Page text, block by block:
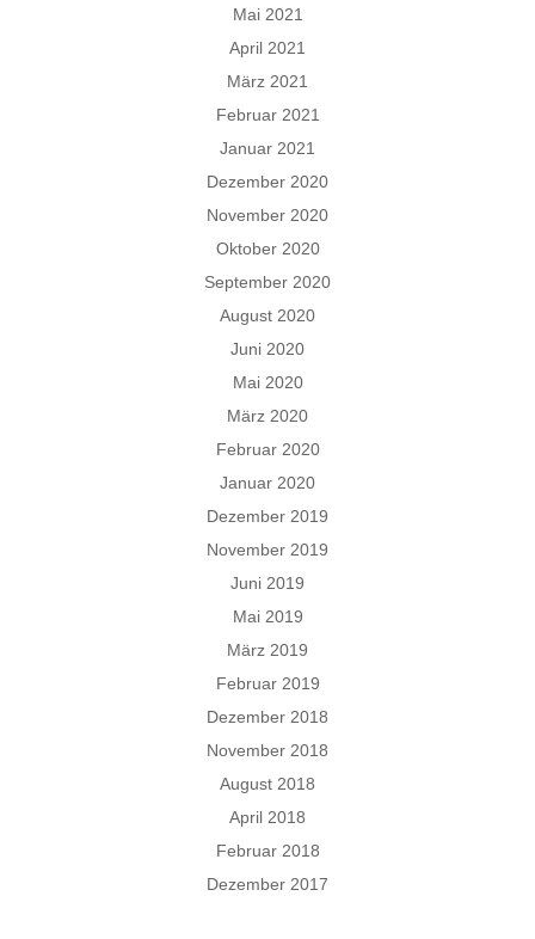
Mai 2021
April 2021
März 2021
Februar 2021
Januar 2021
Dezember 2020
November 2020
Oktober 2020
September 2020
August 2020
Juni 2020
Mai 2020
März 2020
Februar 2020
Januar 2020
Dezember 2019
November 2019
Juni 2019
Mai 2019
März 2019
Februar 2019
Dezember 2018
November 2018
August 2018
April 2018
Februar 2018
Dezember 2017